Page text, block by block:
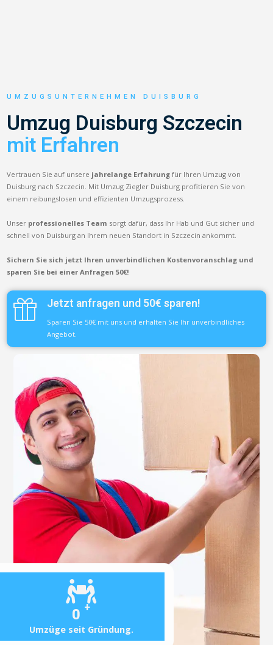
0 +
Umzüge seit Gründung.
UMZUGSUNTERNEHMEN DUISBURG
Umzug Duisburg Szczecin
mit Erfahren
Vertrauen Sie auf unsere jahrelange Erfahrung für Ihren Umzug von
Duisburg nach Szczecin. Mit Umzug Ziegler Duisburg profitieren Sie von
einem reibungslosen und effizienten Umzugsprozess.
Unser professionelles Team sorgt dafür, dass Ihr Hab und Gut sicher und
schnell von Duisburg an Ihrem neuen Standort in Szczecin ankommt.
Sichern Sie sich jetzt Ihren unverbindlichen Kostenvoranschlag und
sparen Sie bei einer Anfragen 50€!
Jetzt anfragen und 50€ sparen!
Sparen Sie 50€ mit uns und erhalten Sie Ihr unverbindliches
Angebot.